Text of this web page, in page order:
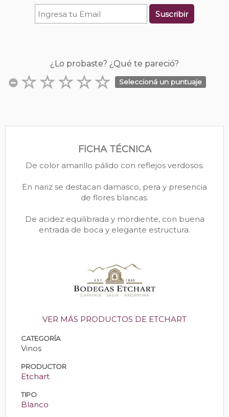
Suscribir
¿Lo probaste? ¿Qué te pareció?
Seleccioná un puntuaje
FICHA TÉCNICA
De color amarillo pálido con reflejos verdosos.
En nariz se destacan damasco, pera y presencia
de flores blancas.
De acidez equilibrada y mordiente, con buena
entrada de boca y elegante estructura.
VER MÁS PRODUCTOS DE ETCHART
CATEGORÍA
Vinos
PRODUCTOR
Etchart
TIPO
Blanco